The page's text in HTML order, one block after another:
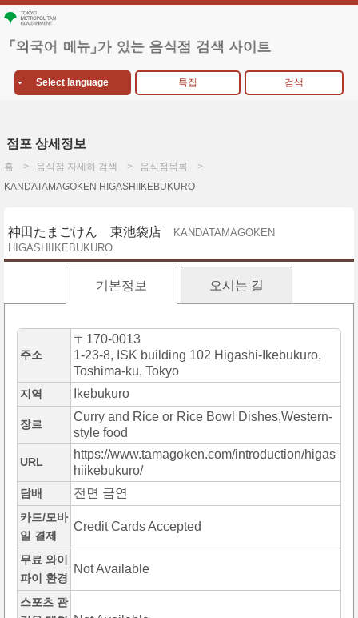
Select language 특집 검색
점포 상세정보
홈 음식점 자세히 검색
음식점목록
KANDATAMAGOKEN HIGASHIIKEBUKURO
神田たまごけん 東池袋店
KANDATAMAGOKEN
HIGASHIIKEBUKURO
기본정보 오시는 길
주소
〒170-0013
1-23-8, ISK building 102 Higashi-Ikebukuro,
Toshima-ku, Tokyo
지역 Ikebukuro
장르
Curry and Rice or Rice Bowl Dishes,Western-
style food
URL
https://www.tamagoken.com/introduction/higas
hiikebukuro/
담배 전면 금연
카드/모바
일 결제
Credit Cards Accepted
무료 와이
파이 환경
Not Available
스포츠 관